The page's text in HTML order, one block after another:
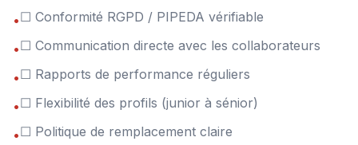
•☐ Conformité RGPD / PIPEDA vérifiable
•☐ Communication directe avec les collaborateurs
•☐ Rapports de performance réguliers
•☐ Flexibilité des profils (junior à sénior)
•☐ Politique de remplacement claire